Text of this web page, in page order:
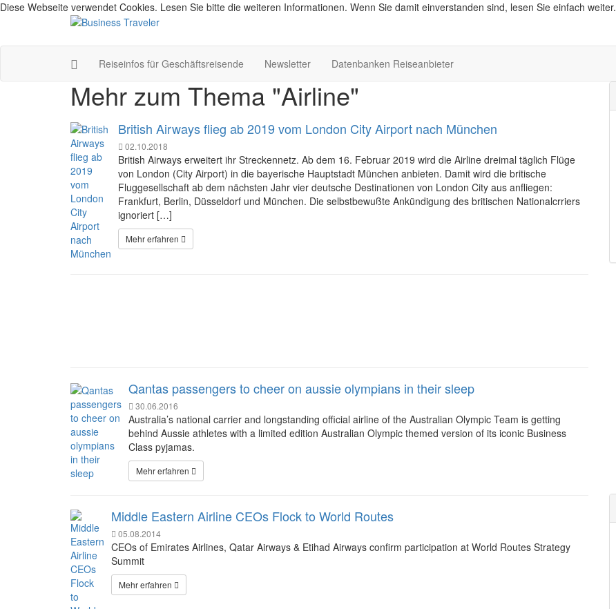
Diese Webseite verwendet Cookies. Lesen Sie bitte die weiteren Informationen. Wenn Sie damit einverstanden sind, lesen Sie einfach weiter.
Reiseinfos für Geschäftsreisende Newsletter Datenbanken Reiseanbieter
Mehr zum Thema "Airline"
British Airways flieg ab 2019 vom London City Airport nach München
02.10.2018
British Airways erweitert ihr Streckennetz. Ab dem 16. Februar 2019 wird die Airline dreimal täglich Flüge
von London (City Airport) in die bayerische Hauptstadt München anbieten. Damit wird die britische
Fluggesellschaft ab dem nächsten Jahr vier deutsche Destinationen von London City aus anfliegen:
Frankfurt, Berlin, Düsseldorf und München. Die selbstbewußte Ankündigung des britischen Nationalcrriers
ignoriert […]
Mehr erfahren
Qantas passengers to cheer on aussie olympians in their sleep
30.06.2016
Australia’s national carrier and longstanding official airline of the Australian Olympic Team is getting
behind Aussie athletes with a limited edition Australian Olympic themed version of its iconic Business
Class pyjamas.
Mehr erfahren
Middle Eastern Airline CEOs Flock to World Routes
05.08.2014
CEOs of Emirates Airlines, Qatar Airways & Etihad Airways confirm participation at World Routes Strategy
Summit
Mehr erfahren